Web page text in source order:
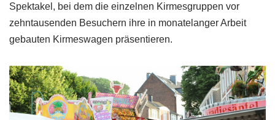
Spektakel, bei dem die einzelnen Kirmesgruppen vor
zehntausenden Besuchern ihre in monatelanger Arbeit
gebauten Kirmeswagen präsentieren.